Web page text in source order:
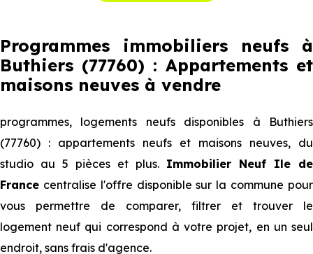
Programmes immobiliers neufs à
Buthiers (77760) : Appartements et
maisons neuves à vendre
programmes, logements neufs disponibles à Buthiers
(77760) : appartements neufs et maisons neuves, du
studio au 5 pièces et plus. Immobilier Neuf Ile de
France centralise l'offre disponible sur la commune pour
vous permettre de comparer, filtrer et trouver le
logement neuf qui correspond à votre projet, en un seul
endroit, sans frais d'agence.